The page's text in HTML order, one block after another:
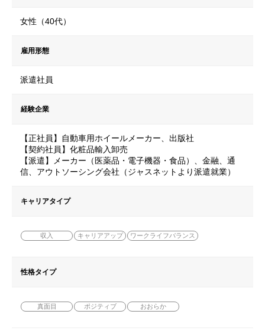
女性（40代）
雇用形態
派遣社員
経験企業
【正社員】自動車用ホイールメーカー、出版社
【契約社員】化粧品輸入卸売
【派遣】メーカー（医薬品・電子機器・食品）、金融、通
信、アウトソーシング会社（ジャスネットより派遣就業）
キャリアタイプ
収入 キャリアアップ ワークライフバランス
性格タイプ
真面目 ポジティブ おおらか